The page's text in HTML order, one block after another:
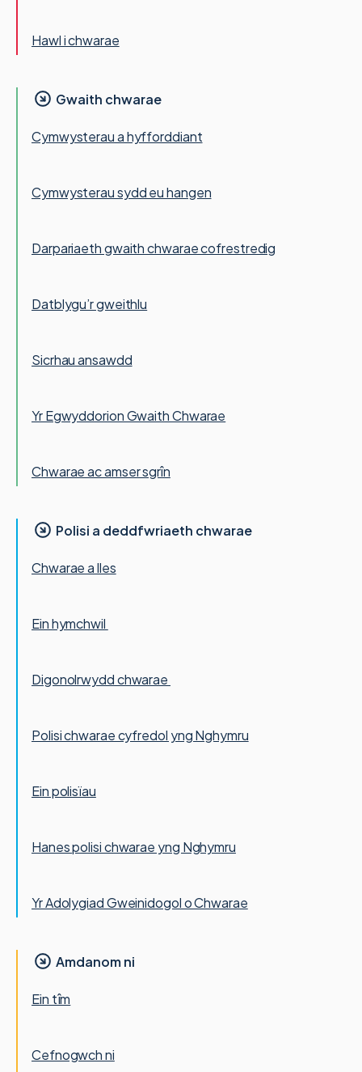
Hawl i chwarae
Gwaith chwarae
Cymwysterau a hyfforddiant
Cymwysterau sydd eu hangen
Darpariaeth gwaith chwarae cofrestredig
Datblygu’r gweithlu
Sicrhau ansawdd
Yr Egwyddorion Gwaith Chwarae
Chwarae ac amser sgrîn
Polisi a deddfwriaeth chwarae
Chwarae a lles
Ein hymchwil
Digonolrwydd chwarae
Polisi chwarae cyfredol yng Nghymru
Ein polisïau
Hanes polisi chwarae yng Nghymru
Yr Adolygiad Gweinidogol o Chwarae
Amdanom ni
Ein tîm
Cefnogwch ni